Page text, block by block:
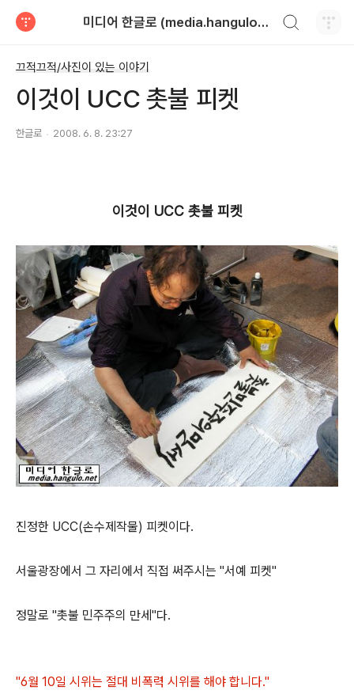
미디어 한글로 (media.hangulo.net)
끄적끄적/사진이 있는 이야기
이것이 UCC 촛불 피켓
한글로 2008. 6. 8. 23:27
이것이 UCC 촛불 피켓
진정한 UCC(손수제작물) 피켓이다.
서울광장에서 그 자리에서 직접 써주시는 "서예 피켓"
정말로 "촛불 민주주의 만세"다.
"6월 10일 시위는 절대 비폭력 시위를 해야 합니다."